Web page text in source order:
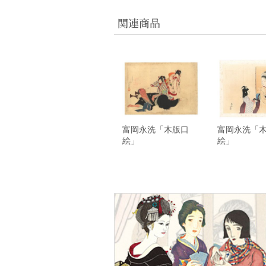
関連商品
富岡永洗「木版口
絵」
富岡永洗「
絵」